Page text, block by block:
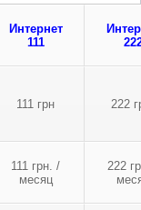
Интернет
111
111 грн 222
111 грн. /
месяц
222